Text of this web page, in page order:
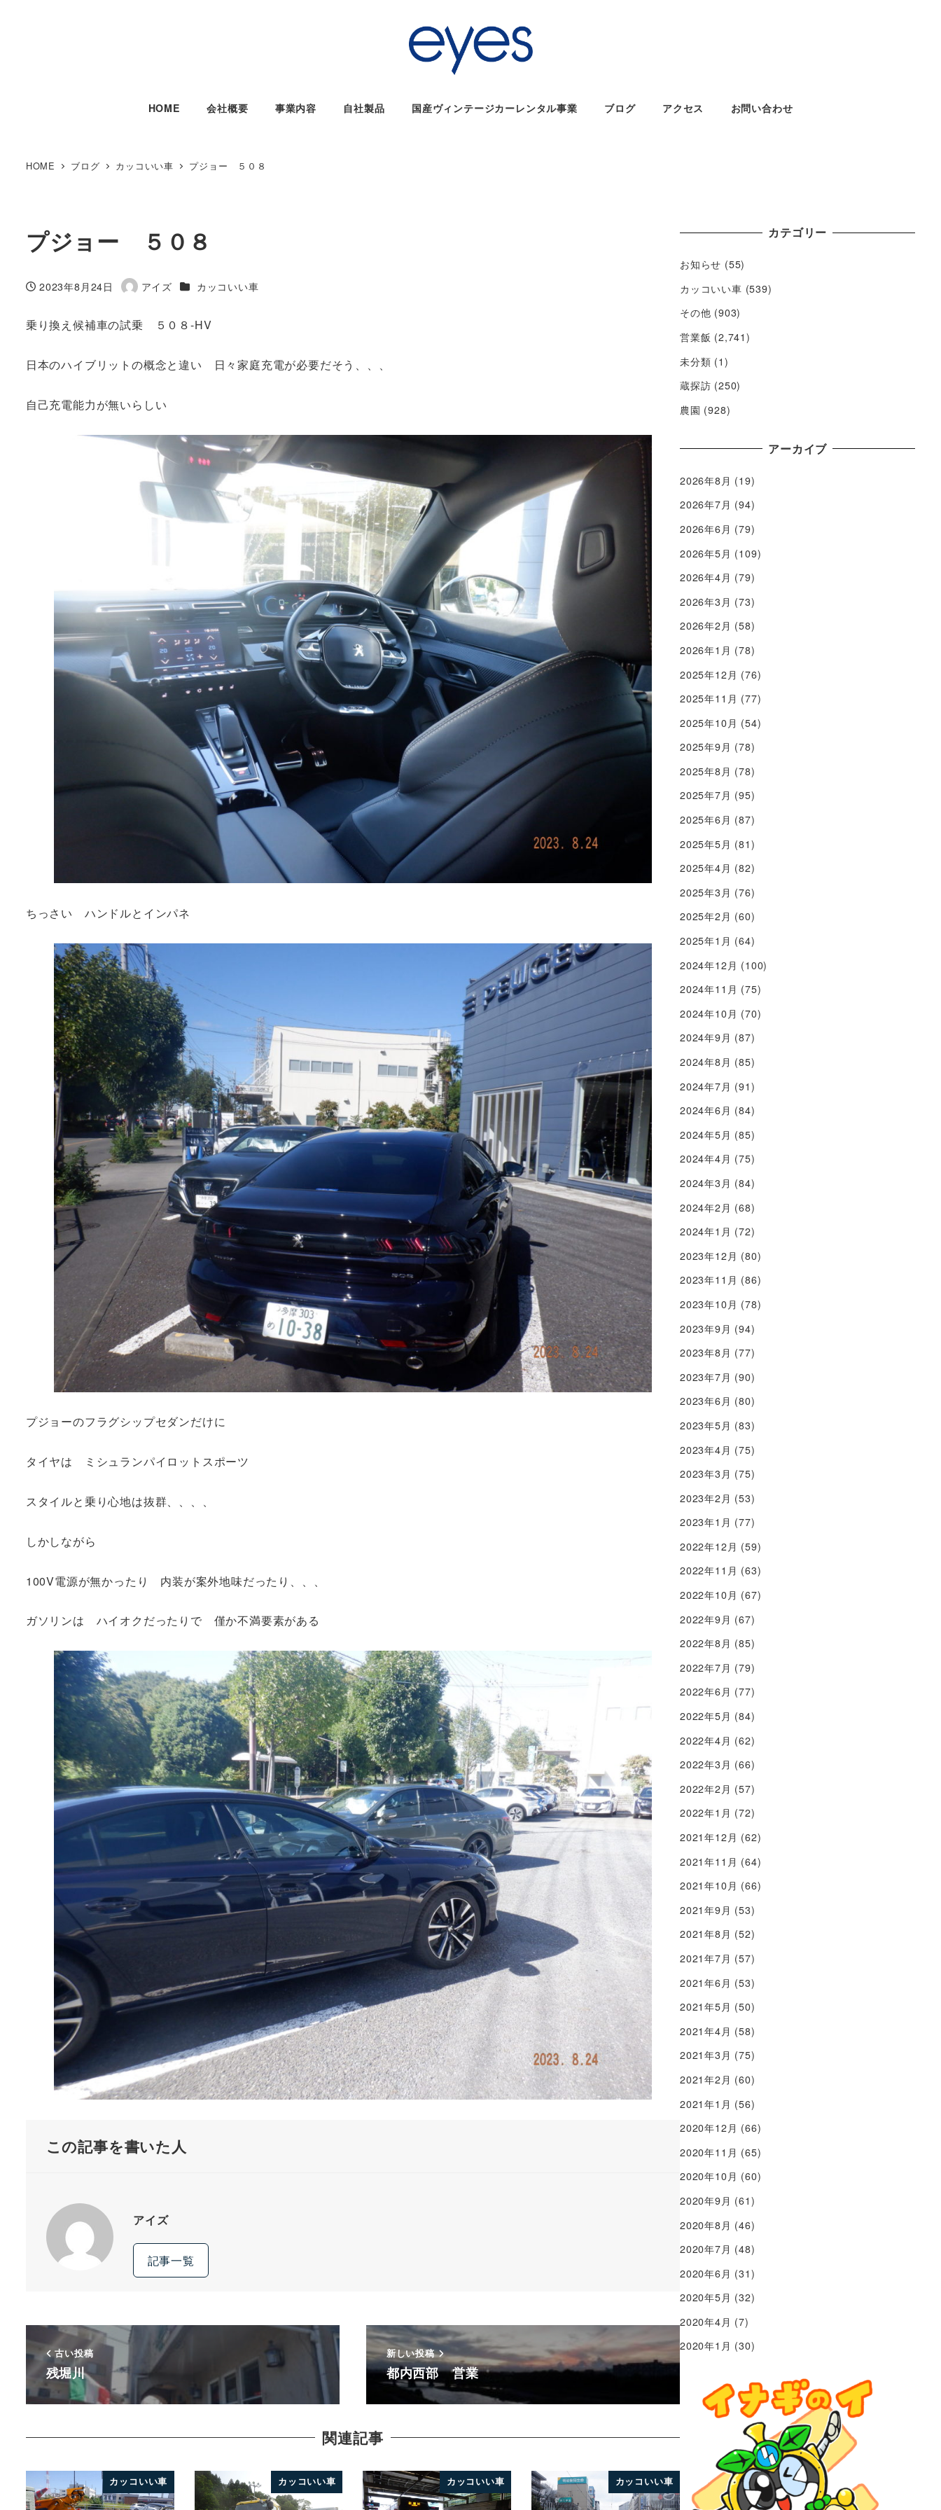
HOME 会社概要 事業内容 自社製品 国産ヴィンテージカーレンタル事業 ブログ アクセス お問い合わせ
HOME ブログ カッコいい車 プジョー ５０８
プジョー ５０８
投稿日
2023年8月24日
著
アイズ カテゴリー
カッコいい車
乗り換え候補車の試乗 ５０８-HV
日本のハイブリットの概念と違い 日々家庭充電が必要だそう、、、
自己充電能力が無いらしい
ちっさい ハンドルとインパネ
プジョーのフラグシップセダンだけに
タイヤは ミシュランパイロットスポーツ
スタイルと乗り心地は抜群、、、、
しかしながら
100V電源が無かったり 内装が案外地味だったり、、、
ガソリンは ハイオクだったりで 僅か不満要素がある
この記事を書いた人
アイズ
記事一覧
古い投稿
残堀川
新しい投稿
都内西部 営業
関連記事
カッコいい車 カッコいい車 カッコいい車 カッコいい車
カテゴリー
お知らせ (55)
カッコいい車 (539)
その他 (903)
営業飯 (2,741)
未分類 (1)
蔵探訪 (250)
農園 (928)
アーカイブ
2026年8月 (19)
2026年7月 (94)
2026年6月 (79)
2026年5月 (109)
2026年4月 (79)
2026年3月 (73)
2026年2月 (58)
2026年1月 (78)
2025年12月 (76)
2025年11月 (77)
2025年10月 (54)
2025年9月 (78)
2025年8月 (78)
2025年7月 (95)
2025年6月 (87)
2025年5月 (81)
2025年4月 (82)
2025年3月 (76)
2025年2月 (60)
2025年1月 (64)
2024年12月 (100)
2024年11月 (75)
2024年10月 (70)
2024年9月 (87)
2024年8月 (85)
2024年7月 (91)
2024年6月 (84)
2024年5月 (85)
2024年4月 (75)
2024年3月 (84)
2024年2月 (68)
2024年1月 (72)
2023年12月 (80)
2023年11月 (86)
2023年10月 (78)
2023年9月 (94)
2023年8月 (77)
2023年7月 (90)
2023年6月 (80)
2023年5月 (83)
2023年4月 (75)
2023年3月 (75)
2023年2月 (53)
2023年1月 (77)
2022年12月 (59)
2022年11月 (63)
2022年10月 (67)
2022年9月 (67)
2022年8月 (85)
2022年7月 (79)
2022年6月 (77)
2022年5月 (84)
2022年4月 (62)
2022年3月 (66)
2022年2月 (57)
2022年1月 (72)
2021年12月 (62)
2021年11月 (64)
2021年10月 (66)
2021年9月 (53)
2021年8月 (52)
2021年7月 (57)
2021年6月 (53)
2021年5月 (50)
2021年4月 (58)
2021年3月 (75)
2021年2月 (60)
2021年1月 (56)
2020年12月 (66)
2020年11月 (65)
2020年10月 (60)
2020年9月 (61)
2020年8月 (46)
2020年7月 (48)
2020年6月 (31)
2020年5月 (32)
2020年4月 (7)
2020年1月 (30)